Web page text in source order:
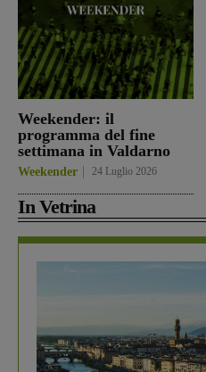
Weekender: il
programma del fine
settimana in Valdarno
Weekender 24 Luglio 2026
In Vetrina